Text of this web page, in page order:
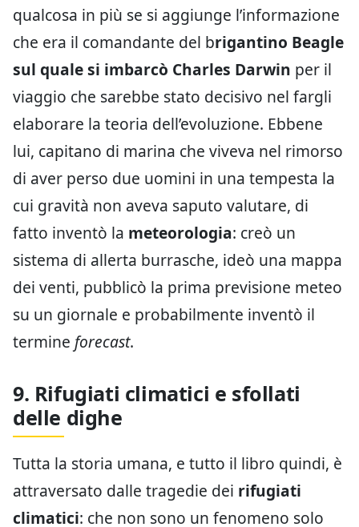
qualcosa in più se si aggiunge l’informazione
che era il comandante del brigantino Beagle
sul quale si imbarcò Charles Darwin per il
viaggio che sarebbe stato decisivo nel fargli
elaborare la teoria dell’evoluzione. Ebbene
lui, capitano di marina che viveva nel rimorso
di aver perso due uomini in una tempesta la
cui gravità non aveva saputo valutare, di
fatto inventò la meteorologia: creò un
sistema di allerta burrasche, ideò una mappa
dei venti, pubblicò la prima previsione meteo
su un giornale e probabilmente inventò il
termine forecast.
9. Rifugiati climatici e sfollati
delle dighe
Tutta la storia umana, e tutto il libro quindi, è
attraversato dalle tragedie dei rifugiati
climatici: che non sono un fenomeno solo